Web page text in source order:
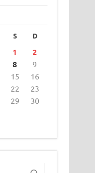
S D
1
2
8
9
15
16
22
23
29
30